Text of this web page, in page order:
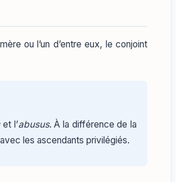
ou l’un d’entre eux, le conjoint
et l’abusus. À la différence de la
les ascendants privilégiés.